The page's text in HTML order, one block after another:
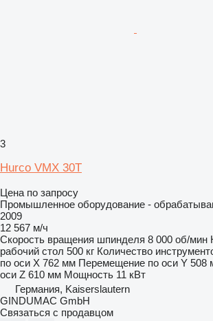
3
Hurco VMX 30T
Цена по запросу
Промышленное оборудование -
2009
12 567 м/ч
Скорость вращения шпинделя 8 000 об/мин
рабочий стол 500 кг Количество
по оси X 762 мм Перемещение по оси Y 508
оси Z 610 мм Мощность 11 кВт
Германия, Kaiserslautern
GINDUMAC GmbH
Связаться с продавцом